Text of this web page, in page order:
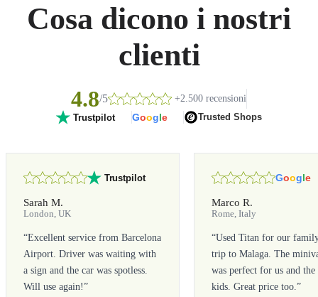
Cosa dicono i nostri
clienti
4.8/5 +2.500 recensioni
Trustpilot Google Trusted Shops
Trustpilot
Sarah M.
London, UK
“Excellent service from Barcelona
Airport. Driver was waiting with
a sign and the car was spotless.
Will use again!”
Google
Marco R.
Rome, Italy
“Used Titan for our
trip to Malaga. The
was perfect for us and the
kids. Great price too.”